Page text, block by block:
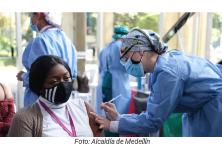
Foto: Alcaldía de Medellín